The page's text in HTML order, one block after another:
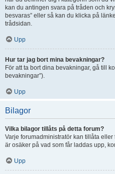
kan du antingen svara på tråden och
besvaras” eller så kan du klicka på
trådsidan.
Upp
Hur tar jag bort mina bevakningar?
För att ta bort dina bevakningar, gå till
bevakningar”).
Upp
Bilagor
Vilka bilagor tillåts på detta forum?
Varje forumadministratör kan tillåta
är osäker på vad som får laddas upp,
Upp